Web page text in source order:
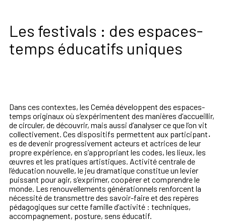
Les festivals : des espaces-
temps éducatifs uniques
Dans ces contextes, les Ceméa développent des espaces-
temps originaux où s’expérimentent des manières d’accueillir,
de circuler, de découvrir, mais aussi d’analyser ce que l’on vit
collectivement. Ces dispositifs permettent aux participant·
es de devenir progressivement acteurs et actrices de leur
propre expérience, en s’appropriant les codes, les lieux, les
œuvres et les pratiques artistiques. Activité centrale de
l’éducation nouvelle, le jeu dramatique constitue un levier
puissant pour agir, s’exprimer, coopérer et comprendre le
monde. Les renouvellements générationnels renforcent la
nécessité de transmettre des savoir-faire et des repères
pédagogiques sur cette famille d’activité : techniques,
accompagnement, posture, sens éducatif.